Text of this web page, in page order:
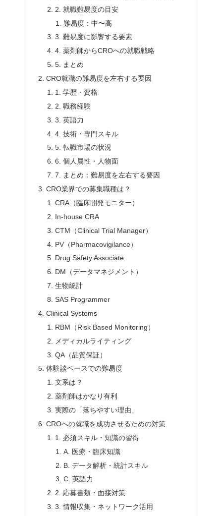
2. 就職難易度の目安
難易度：中〜高
3. 難易度に影響する要素
4. 薬剤師からCROへの就職戦略
5. まとめ
CRO就職の難易度を左右する要因
1. 学歴・資格
2. 職務経験
3. 英語力
4. 技術・専門スキル
5. 転職市場の状況
6. 個人属性・人物面
7. まとめ：難易度を左右する要因
CRO業界での募集職種は？
CRA（臨床開発モニター）
In-house CRA
CTM（Clinical Trial Manager）
PV（Pharmacovigilance）
Drug Safety Associate
DM（データマネジメント）
生物統計
SAS Programmer
Clinical Systems
RBM（Risk Based Monitoring）
メディカルライティング
QA（品質保証）
体験談ベースでの難易度
文系は？
薬剤師はかなり有利
実際の「落ちやすい理由」
CROへの就職を成功させるための対策
1. 必須スキル・知識の習得
A. 医療・臨床知識
B. データ解析・統計スキル
C. 英語力
2. 応募書類・面接対策
3. 情報収集・ネットワーク活用